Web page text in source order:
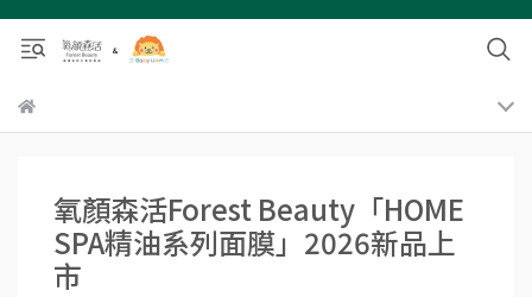
氧顏森活Forest Beauty「HOME
SPA精油系列面膜」2026新品上
市